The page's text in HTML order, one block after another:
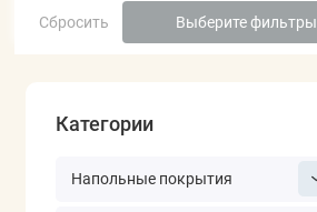
Сбросить Выберите фильтры
Категории
Напольные покрытия